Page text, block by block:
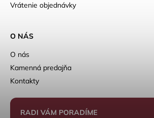
Vrátenie objednávky
O NÁS
O nás
Kamenná predajňa
Kontakty
RADI VÁM PORADÍME